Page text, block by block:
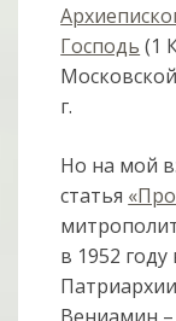
Господь (1
г.
Но на мой
статья
в 1952